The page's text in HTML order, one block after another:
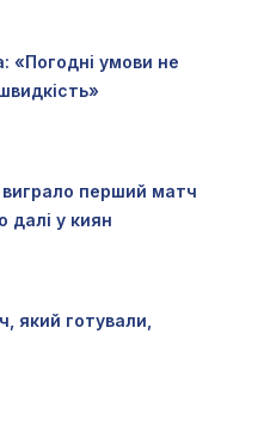
«Погодні умови не
перший матч
далі у киян
який готували,